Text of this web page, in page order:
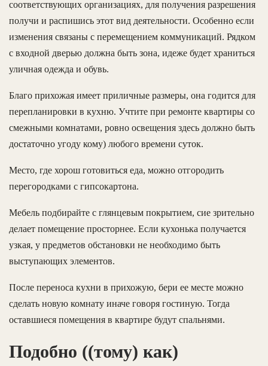
соответствующих организациях, для получения разрешения
получи и распишись этот вид деятельности. Особенно если
изменения связаны с перемещением коммуникаций. Рядком
с входной дверью должна быть зона, идеже будет храниться
уличная одежда и обувь.
Благо прихожая имеет приличные размеры, она годится для
перепланировки в кухню. Учтите при ремонте квартиры со
смежными комнатами, ровно освещения здесь должно быть
достаточно угоду кому) любого времени суток.
Место, где хорош готовиться еда, можно отгородить
перегородками с гипсокартона.
Мебель подбирайте с глянцевым покрытием, сие зрительно
делает помещение просторнее. Если кухонька получается
узкая, у предметов обстановки не необходимо быть
выступающих элементов.
После переноса кухни в прихожую, бери ее месте можно
сделать новую комнату иначе говоря гостиную. Тогда
оставшиеся помещения в квартире будут спальнями.
Подобно ((тому) как)